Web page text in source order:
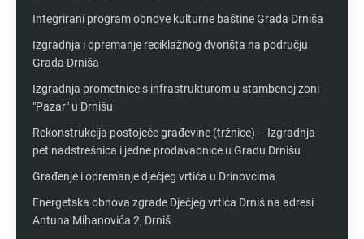
Integrirani program obnove kulturne baštine Grada Drniša
Izgradnja i opremanje reciklažnog dvorišta na području
Grada Drniša
Izgradnja prometnice s infrastrukturom u stambenoj zoni
"Pazar" u Drnišu
Rekonstrukcija postojeće građevine (tržnice) – Izgradnja
pet nadstrešnica i jedne prodavaonice u Gradu Drnišu
Građenje i opremanje dječjeg vrtića u Drinovcima
Energetska obnova zgrade Dječjeg vrtića Drniš na adresi
Antuna Mihanovića 2, Drniš